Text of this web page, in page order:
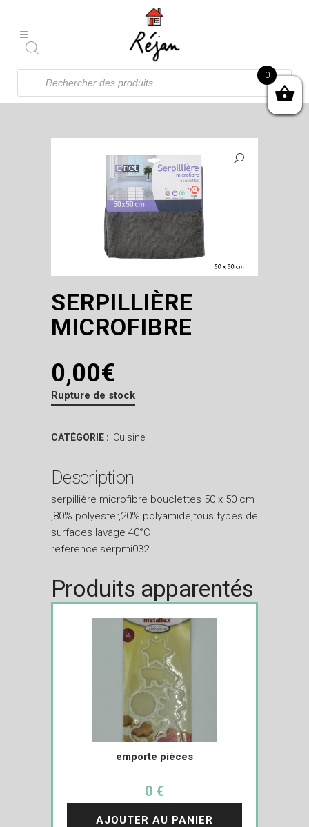
Recherche
produits
SERPILLIÈRE
MICROFIBRE
0,00€
Rupture de stock
CATÉGORIE : Cuisine
Description
serpillière microfibre bouclettes 50 x 50 cm
,80% polyester,20% polyamide,tous types de
surfaces lavage 40°C
reference:serpmi032
Produits apparentés
emporte pièces
0 €
AJOUTER AU PANIER
0